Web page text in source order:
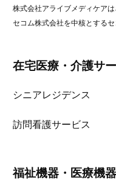
株式会社アライブメディケア
セコム株式会社を中核とするセ
在宅医療・介護サ
シニアレジデンス
訪問看護サービス
福祉機器・医療機器